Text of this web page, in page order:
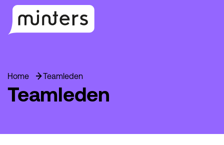
Teamleden
Home Teamleden